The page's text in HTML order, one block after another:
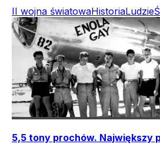
II wojna światowaHistoriaLudzie
5,5 tony prochów. Największy